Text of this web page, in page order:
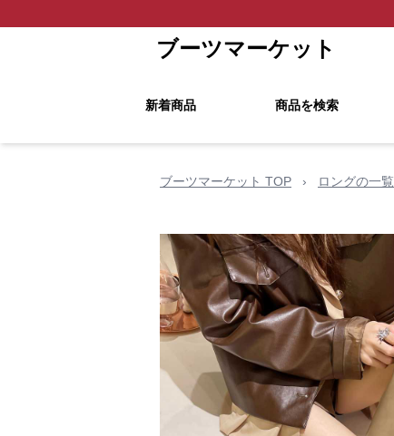
ブーツマーケット
新着商品 商品を検索
ブーツマーケット TOP › ロングの一覧